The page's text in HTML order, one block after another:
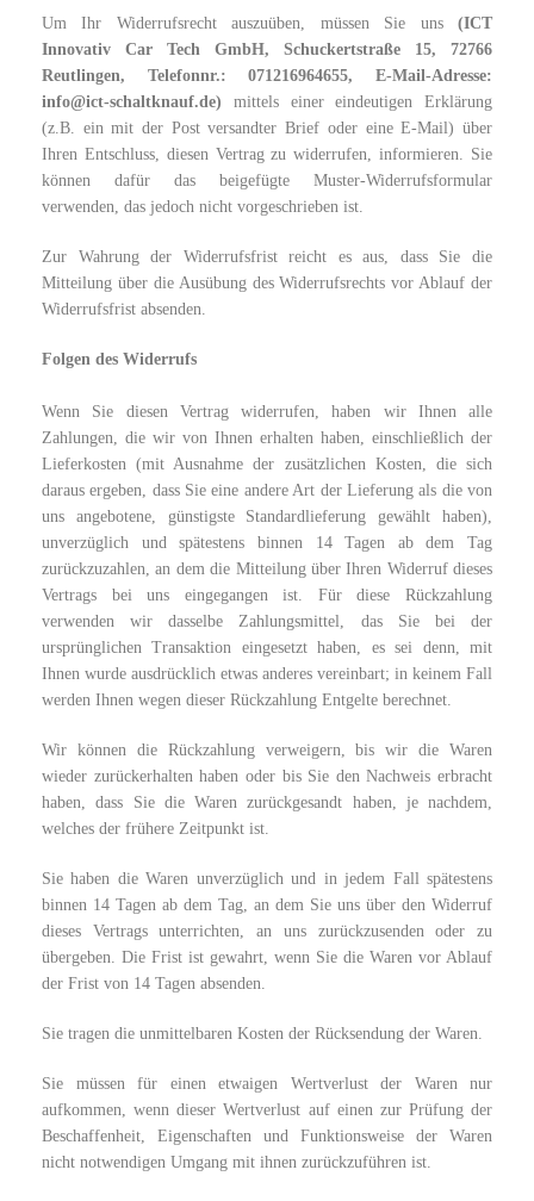
Um Ihr Widerrufsrecht auszuüben, müssen Sie uns (ICT
Innovativ Car Tech GmbH, Schuckertstraße 15, 72766
Reutlingen, Telefonnr.: 071216964655, E-Mail-Adresse:
info@ict-schaltknauf.de) mittels einer eindeutigen Erklärung
(z.B. ein mit der Post versandter Brief oder eine E-Mail) über
Ihren Entschluss, diesen Vertrag zu widerrufen, informieren. Sie
können dafür das beigefügte Muster-Widerrufsformular
verwenden, das jedoch nicht vorgeschrieben ist.
Zur Wahrung der Widerrufsfrist reicht es aus, dass Sie die
Mitteilung über die Ausübung des Widerrufsrechts vor Ablauf der
Widerrufsfrist absenden.
Folgen des Widerrufs
Wenn Sie diesen Vertrag widerrufen, haben wir Ihnen alle
Zahlungen, die wir von Ihnen erhalten haben, einschließlich der
Lieferkosten (mit Ausnahme der zusätzlichen Kosten, die sich
daraus ergeben, dass Sie eine andere Art der Lieferung als die von
uns angebotene, günstigste Standardlieferung gewählt haben),
unverzüglich und spätestens binnen 14 Tagen ab dem Tag
zurückzuzahlen, an dem die Mitteilung über Ihren Widerruf dieses
Vertrags bei uns eingegangen ist. Für diese Rückzahlung
verwenden wir dasselbe Zahlungsmittel, das Sie bei der
ursprünglichen Transaktion eingesetzt haben, es sei denn, mit
Ihnen wurde ausdrücklich etwas anderes vereinbart; in keinem Fall
werden Ihnen wegen dieser Rückzahlung Entgelte berechnet.
Wir können die Rückzahlung verweigern, bis wir die Waren
wieder zurückerhalten haben oder bis Sie den Nachweis erbracht
haben, dass Sie die Waren zurückgesandt haben, je nachdem,
welches der frühere Zeitpunkt ist.
Sie haben die Waren unverzüglich und in jedem Fall spätestens
binnen 14 Tagen ab dem Tag, an dem Sie uns über den Widerruf
dieses Vertrags unterrichten, an uns zurückzusenden oder zu
übergeben. Die Frist ist gewahrt, wenn Sie die Waren vor Ablauf
der Frist von 14 Tagen absenden.
Sie tragen die unmittelbaren Kosten der Rücksendung der Waren.
Sie müssen für einen etwaigen Wertverlust der Waren nur
aufkommen, wenn dieser Wertverlust auf einen zur Prüfung der
Beschaffenheit, Eigenschaften und Funktionsweise der Waren
nicht notwendigen Umgang mit ihnen zurückzuführen ist.